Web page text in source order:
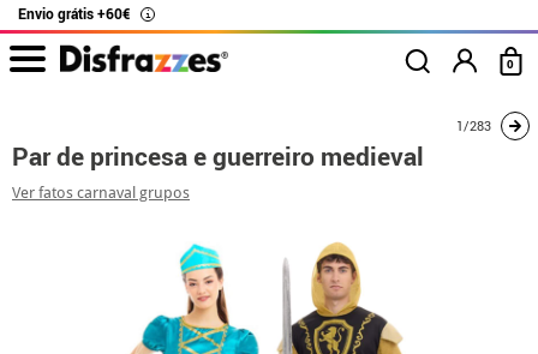
Envio grátis +60€ i
0
Par de princesa e guerreiro medieval
1/283
Par de princesa e guerreiro medieval
Ver fatos carnaval grupos